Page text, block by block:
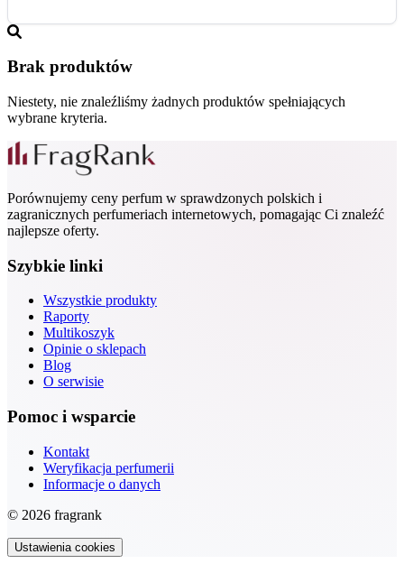
Brak produktów
Niestety, nie znaleźliśmy żadnych produktów spełniających
wybrane kryteria.
Porównujemy ceny perfum w sprawdzonych polskich i
zagranicznych perfumeriach internetowych, pomagając Ci znaleźć
najlepsze oferty.
Szybkie linki
Wszystkie produkty
Raporty
Multikoszyk
Opinie o sklepach
Blog
O serwisie
Pomoc i wsparcie
Kontakt
Weryfikacja perfumerii
Informacje o danych
© 2026 fragrank
Ustawienia cookies